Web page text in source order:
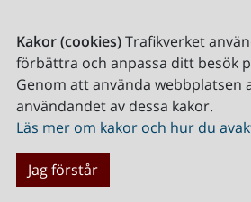
Kakor (cookies)Trafikverket
förbättra och anpassa ditt besök
Genom att använda webbplatsen
användandet av dessa kakor.
Läs mer om kakor och hur du
Jag förstår